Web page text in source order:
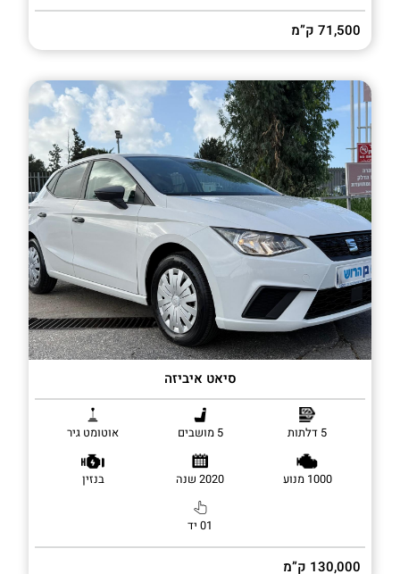
71,500 ק”מ
סיאט איביזה
5 דלתות 5 מושבים אוטומט גיר
1000 מנוע 2020 שנה בנזין
01 יד
130,000 ק”מ